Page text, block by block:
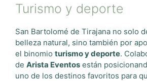
Turismo y deporte
San Bartolomé de Tirajana no solo
belleza natural, sino también por
el binomio turismo y deporte.
de Arista Eventos están
uno de los destinos favoritos para